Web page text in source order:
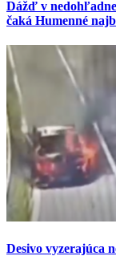
Dážď v
čaká Humenné
Desivo vyzerajúca